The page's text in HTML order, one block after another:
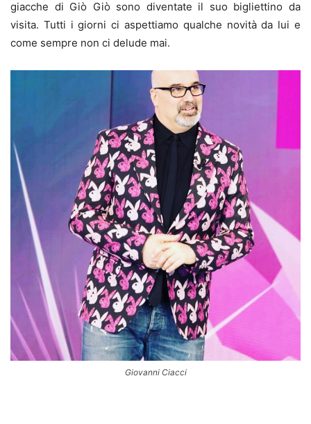
giacche di Giò Giò sono diventate il suo bigliettino da
visita. Tutti i giorni ci aspettiamo qualche novità da lui e
come sempre non ci delude mai.
Giovanni Ciacci